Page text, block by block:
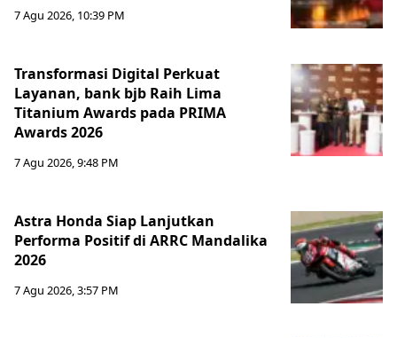
7 Agu 2026, 10:39 PM
Transformasi Digital Perkuat
Layanan, bank bjb Raih Lima
Titanium Awards pada PRIMA
Awards 2026
7 Agu 2026, 9:48 PM
Astra Honda Siap Lanjutkan
Performa Positif di ARRC Mandalika
2026
7 Agu 2026, 3:57 PM